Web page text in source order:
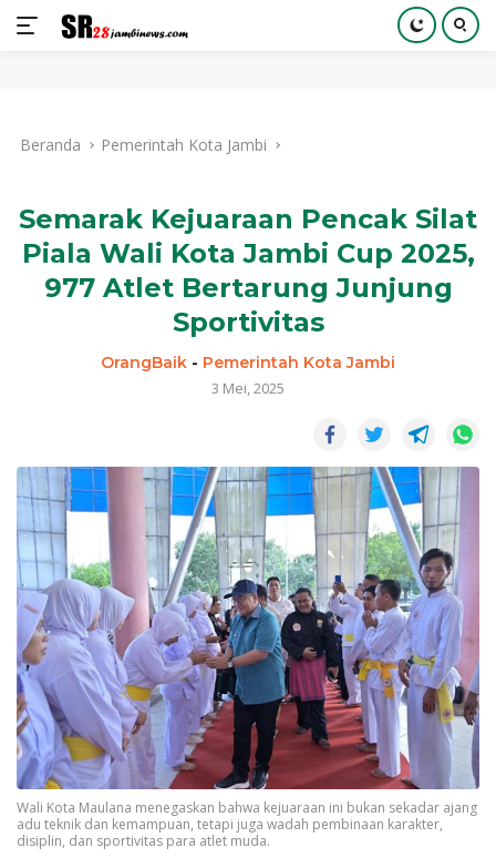
kontenBeranda Pemerintah Kota Jambi
Semarak Kejuaraan Pencak Silat
Piala Wali Kota Jambi Cup 2025,
977 Atlet Bertarung Junjung
Sportivitas
OrangBaik - Pemerintah Kota Jambi
3 Mei, 2025
Wali Kota Maulana menegaskan bahwa kejuaraan ini bukan sekadar ajang
adu teknik dan kemampuan, tetapi juga wadah pembinaan karakter,
disiplin, dan sportivitas para atlet muda.